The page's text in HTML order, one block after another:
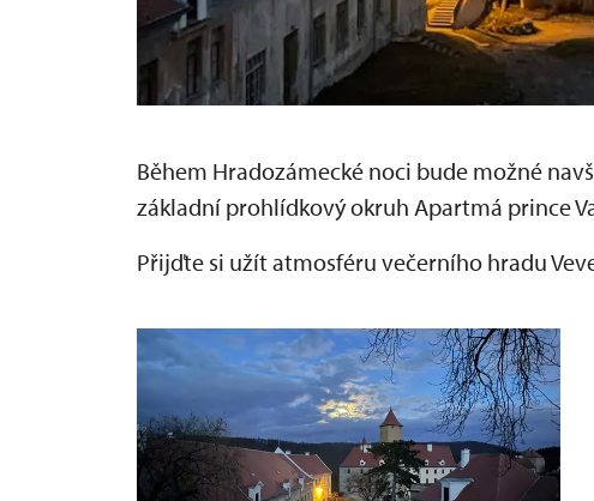
Během Hradozámecké noci bude možné
základní prohlídkový okruh Apartmá prince
Přijďte si užít atmosféru večerního hradu